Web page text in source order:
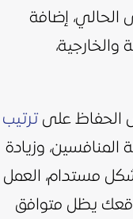
الحالي، إضافة
الحفاظ على ترتيب
المنافسين، وزيادة
مستدام، العمل
يظل متوافق